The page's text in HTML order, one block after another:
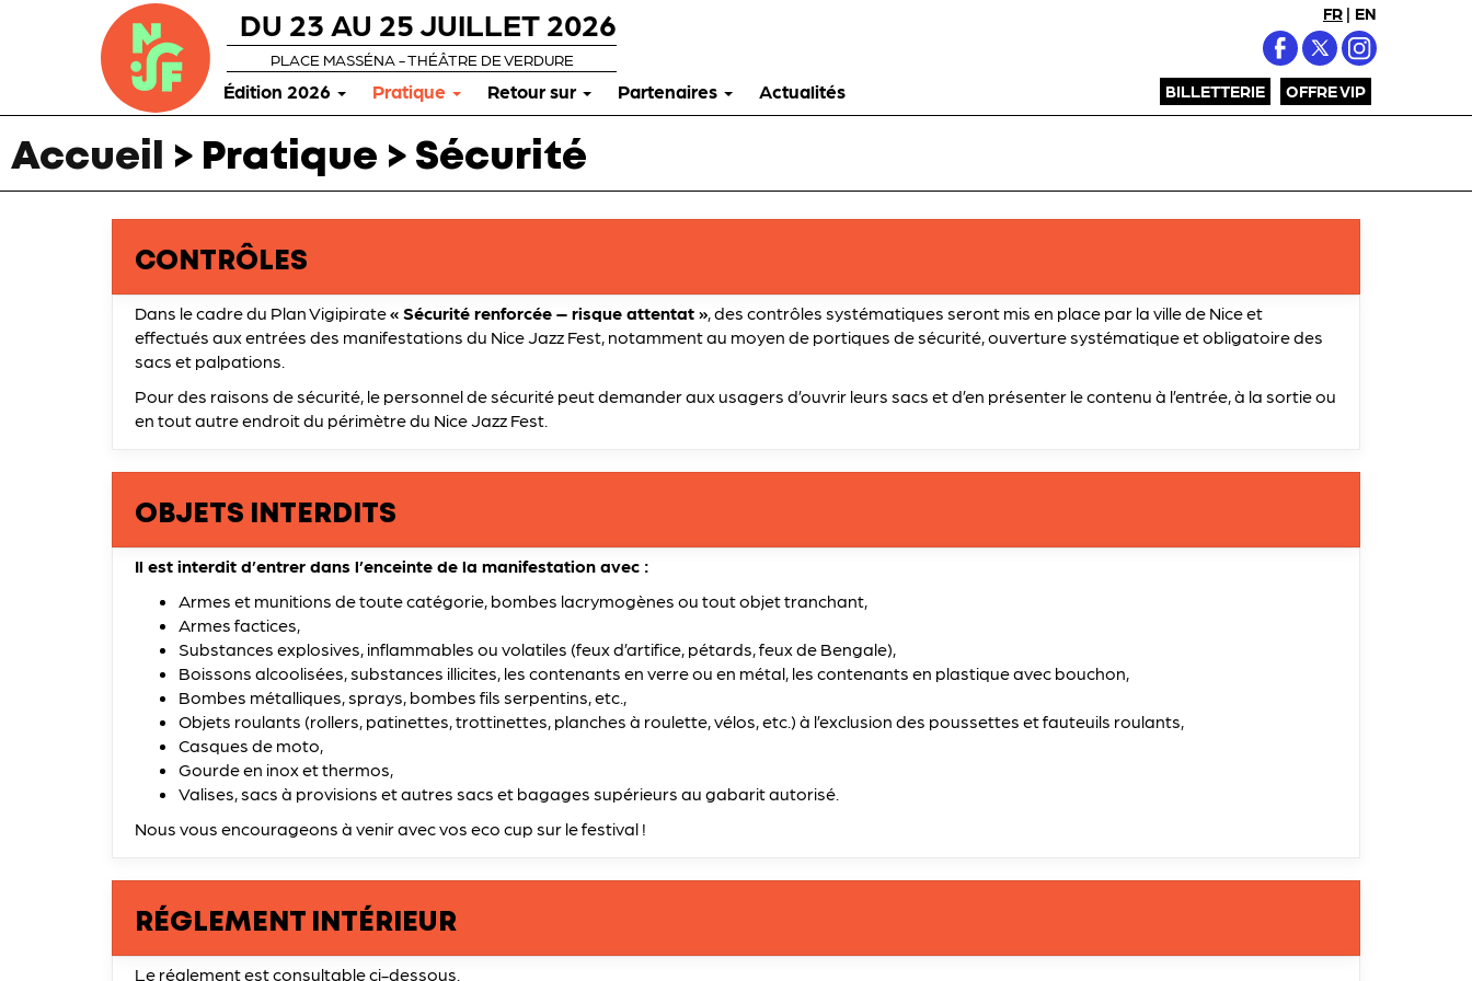
FR | EN
BILLETTERIE OFFRE VIP
DU 23 AU 25 JUILLET 2026
PLACE MASSÉNA - THÉÂTRE DE VERDURE
Édition 2026 Pratique Retour sur Partenaires Actualités
Accueil > Pratique > Sécurité
CONTRÔLES
Dans le cadre du Plan Vigipirate« Sécurité renforcée – risque attentat », des contrôles systématiques seront mis en place par la ville de Nice et
effectués aux entrées des manifestations du Nice Jazz Fest, notamment au moyen de portiques de sécurité, ouverture systématique et obligatoire des
sacs et palpations.
Pour des raisons de sécurité, le personnel de sécurité peut demander aux usagers d’ouvrir leurs sacs et d’en présenter le contenu à l’entrée, à la sortie ou
en tout autre endroit du périmètre du Nice Jazz Fest.
OBJETS INTERDITS
Il est interdit d’entrer dans l’enceinte de la manifestation avec :
Armes et munitions de toute catégorie, bombes lacrymogènes ou tout objet tranchant,
Armes factices,
Substances explosives, inflammables ou volatiles (feux d’artifice, pétards, feux de Bengale),
Boissons alcoolisées, substances illicites, les contenants en verre ou en métal, les contenants en plastique avec bouchon,
Bombes métalliques, sprays, bombes fils serpentins, etc.,
Objets roulants (rollers, patinettes, trottinettes, planches à roulette, vélos, etc.) à l’exclusion des poussettes et fauteuils roulants,
Casques de moto,
Gourde en inox et thermos,
Valises, sacs à provisions et autres sacs et bagages supérieurs au gabarit autorisé.
Nous vous encourageons à venir avec vos eco cup sur le festival !
RÉGLEMENT INTÉRIEUR
Le réglement est consultable ci-dessous.